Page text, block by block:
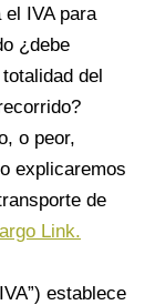
el IVA para
¿debe
del
o peor,
explicaremos
de
Link.
establece